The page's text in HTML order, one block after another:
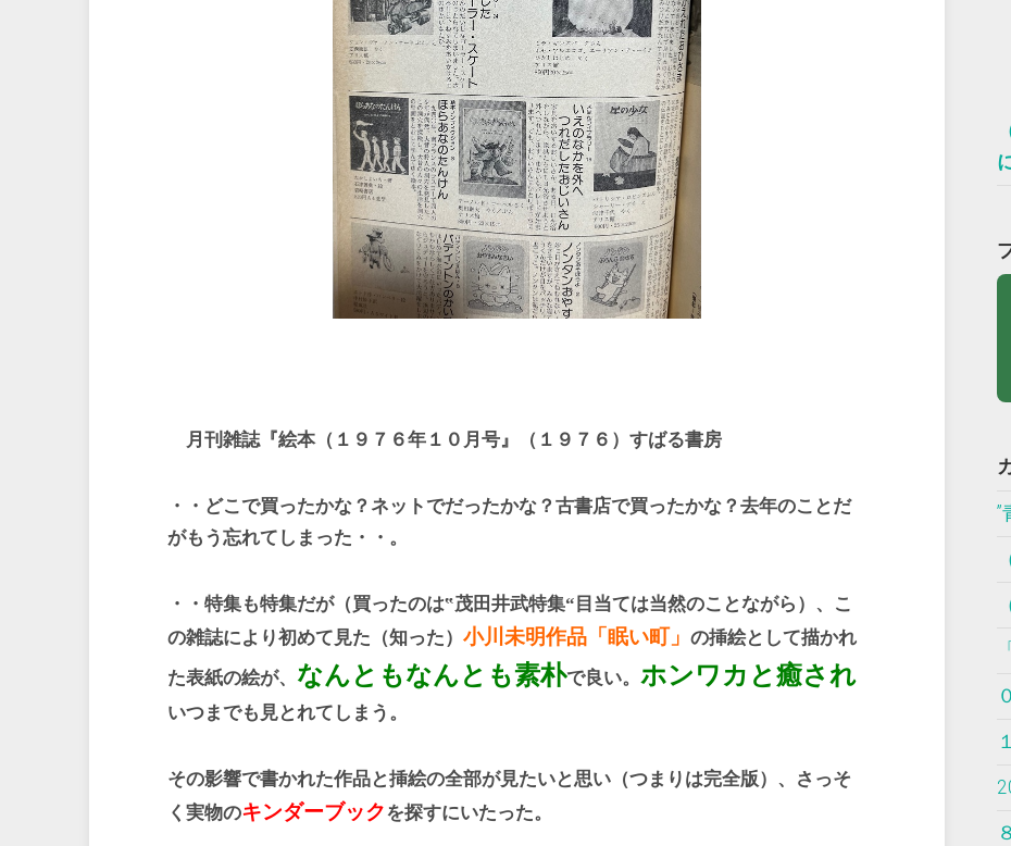
月刊雑誌『絵本（１９７６年１０月号』（１９７６）すばる書房
・・どこで買ったかな？ネットでだったかな？古書店で買ったかな？去年のことだ
がもう忘れてしまった・・。
・・特集も特集だが（買ったのは‟茂田井武特集“ 目当ては当然のことながら）、こ
の雑誌により初めて見た（知った） 小川未明作品「眠い町」 の挿絵として描かれ
た表紙の絵が、 なんともなんとも素朴で良い。 ホンワカと癒され
いつまでも見とれてしまう。
その影響で書かれた作品と挿絵の全部が見たいと思い（つまりは完全版）、さっそ
く実物のキンダーブックを探すにいたった。
”